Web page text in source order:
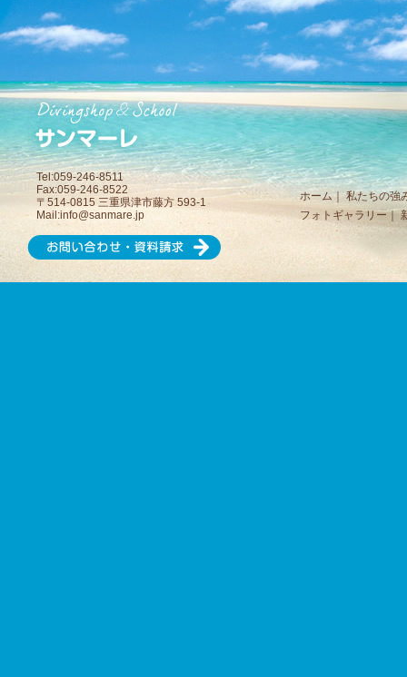
Tel:059-246-8511
Fax:059-246-8522
〒514-0815 三重県津市藤方 593-1
Mail:info@sanmare.jp
ホーム
私たちの強
フォトギャラリー｜